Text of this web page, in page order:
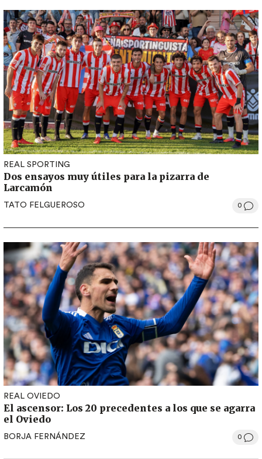
REAL SPORTING
Dos ensayos muy útiles para la pizarra de
Larcamón
TATO FELGUEROSO 0
REAL OVIEDO
El ascensor: Los 20 precedentes a los que se agarra
el Oviedo
BORJA FERNÁNDEZ 0